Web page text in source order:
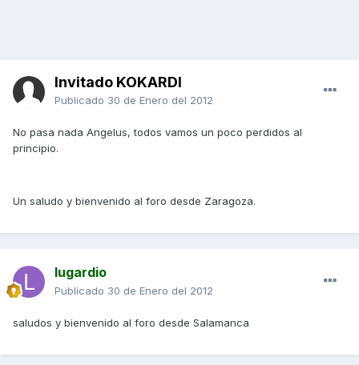
Invitado KOKARDI
Publicado 30 de Enero del 2012
No pasa nada Angelus, todos vamos un poco perdidos al
principio.
Un saludo y bienvenido al foro desde Zaragoza.
lugardio
Publicado 30 de Enero del 2012
saludos y bienvenido al foro desde Salamanca